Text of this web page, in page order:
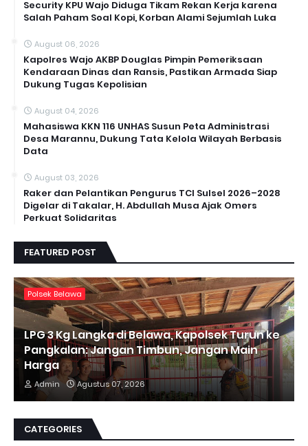
Security KPU Wajo Diduga Tikam Rekan Kerja karena
Salah Paham Soal Kopi, Korban Alami Sejumlah Luka
August 06, 2026
Kapolres Wajo AKBP Douglas Pimpin Pemeriksaan
Kendaraan Dinas dan Ransis, Pastikan Armada Siap
Dukung Tugas Kepolisian
August 04, 2026
Mahasiswa KKN 116 UNHAS Susun Peta Administrasi
Desa Marannu, Dukung Tata Kelola Wilayah Berbasis
Data
August 03, 2026
Raker dan Pelantikan Pengurus TCI Sulsel 2026–2028
Digelar di Takalar, H. Abdullah Musa Ajak Omers
Perkuat Solidaritas
FEATURED POST
Polsek Belawa
LPG 3 Kg Langka di Belawa, Kapolsek Turun ke
Pangkalan: Jangan Timbun, Jangan Main
Harga
Admin Agustus 07, 2026
CATEGORIES